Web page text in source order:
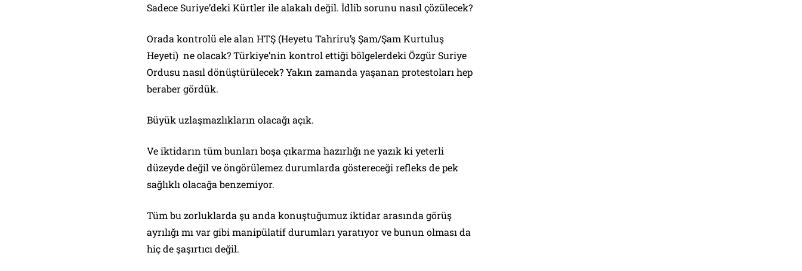
Sadece Suriye’deki Kürtler ile alakalı değil. İdlib sorunu nasıl çözülecek?
Orada kontrolü ele alan HTŞ (Heyetu Tahriru’ş Şam/Şam Kurtuluş
Heyeti) ne olacak? Türkiye’nin kontrol ettiği bölgelerdeki Özgür Suriye
Ordusu nasıl dönüştürülecek? Yakın zamanda yaşanan protestoları hep
beraber gördük.
Büyük uzlaşmazlıkların olacağı açık.
Ve iktidarın tüm bunları boşa çıkarma hazırlığı ne yazık ki yeterli
düzeyde değil ve öngörülemez durumlarda göstereceği refleks de pek
sağlıklı olacağa benzemiyor.
Tüm bu zorluklarda şu anda konuştuğumuz iktidar arasında görüş
ayrılığı mı var gibi manipülatif durumları yaratıyor ve bunun olması da
hiç de şaşırtıcı değil.